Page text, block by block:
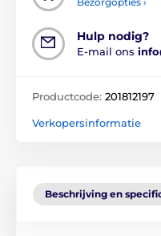
Hulp nodig?
E-mail ons
Productcode: 201812197
Verkopersinformatie
Beschrijving en